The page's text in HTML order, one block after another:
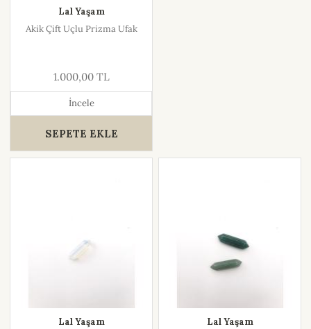
Lal Yaşam
Akik Çift Uçlu Prizma Ufak
1.000,00 TL
İncele
SEPETE EKLE
Lal Yaşam
Lal Yaşam